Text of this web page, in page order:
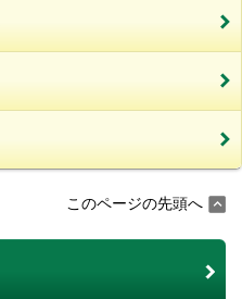
このページの先頭へ